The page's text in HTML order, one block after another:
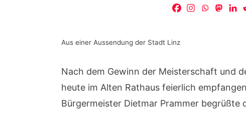
Aus einer Aussendung der Stadt Linz
Nach dem Gewinn der Meisterschaft und
heute im Alten Rathaus feierlich
Bürgermeister Dietmar Prammer begrüßte